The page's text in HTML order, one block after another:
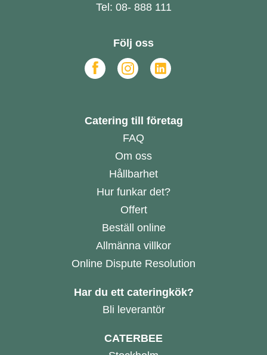
Tel: 08- 888 111
Följ oss
Catering till företag
FAQ
Om oss
Hållbarhet
Hur funkar det?
Offert
Beställ online
Allmänna villkor
Online Dispute Resolution
Har du ett cateringkök?
Bli leverantör
CATERBEE